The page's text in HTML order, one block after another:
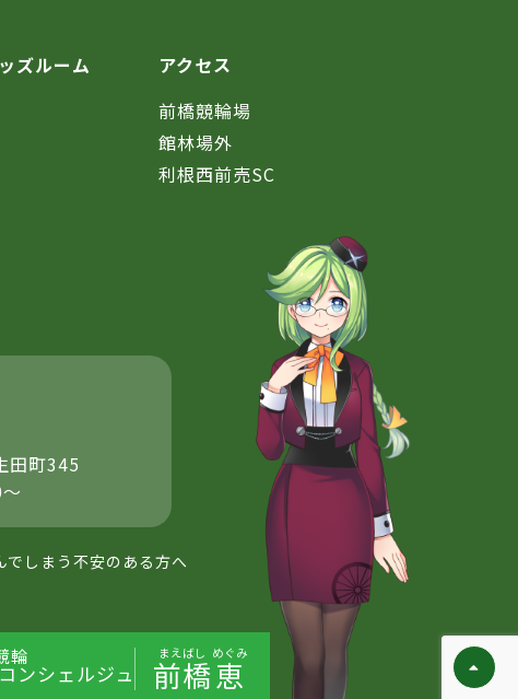
ズルーム
アクセス
前橋競輪場
館林場外
利根西前売SC
田町345
しまう不安のある方へ
輪
ンシェルジュ
まえばし
前橋
めぐみ
恵